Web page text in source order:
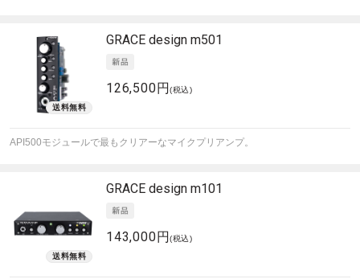
GRACE design m501
126,500円(税込)
API500モジュールで最もクリアーなマイクプリアンプ。
GRACE design m101
143,000円(税込)